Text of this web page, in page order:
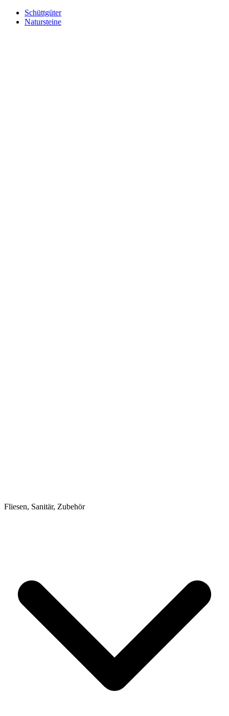
Schüttgüter
Natursteine
Fliesen, Sanitär, Zubehör